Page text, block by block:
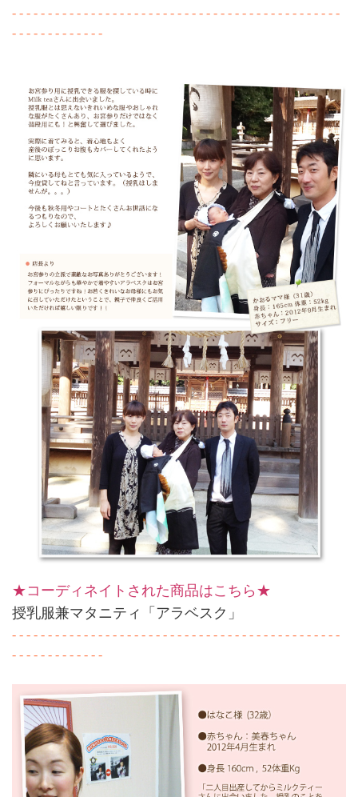
- - - - - - - - - - - - - - - - - - - - - - - - - - - - - - - - - - - - - - - - - - - - - -
- - - - - - - - - - - - -
★コーディネイトされた商品はこちら★
授乳服兼マタニティ「アラベスク」
- - - - - - - - - - - - - - - - - - - - - - - - - - - - - - - - - - - - - - - - - - - - - -
- - - - - - - - - - - - -